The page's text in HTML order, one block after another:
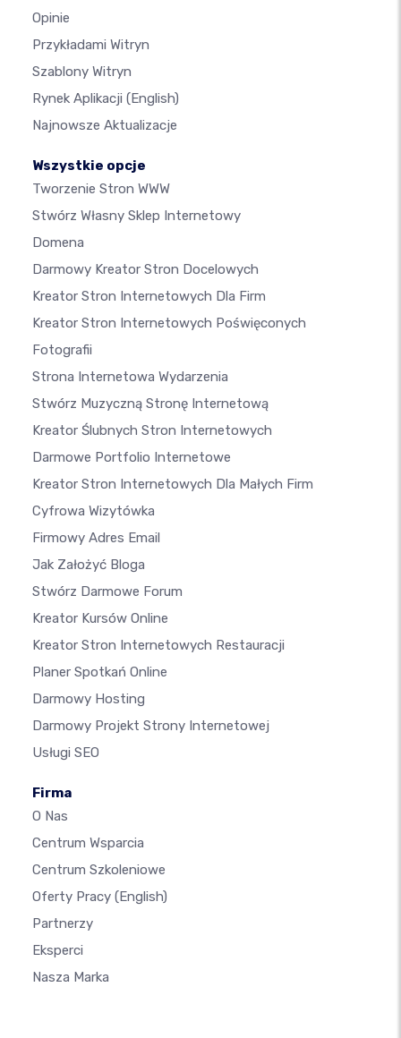
Opinie
Przykładami Witryn
Szablony Witryn
Rynek Aplikacji (English)
Najnowsze Aktualizacje
Wszystkie opcje
Tworzenie Stron WWW
Stwórz Własny Sklep Internetowy
Domena
Darmowy Kreator Stron Docelowych
Kreator Stron Internetowych Dla Firm
Kreator Stron Internetowych Poświęconych
Fotografii
Strona Internetowa Wydarzenia
Stwórz Muzyczną Stronę Internetową
Kreator Ślubnych Stron Internetowych
Darmowe Portfolio Internetowe
Kreator Stron Internetowych Dla Małych Firm
Cyfrowa Wizytówka
Firmowy Adres Email
Jak Założyć Bloga
Stwórz Darmowe Forum
Kreator Kursów Online
Kreator Stron Internetowych Restauracji
Planer Spotkań Online
Darmowy Hosting
Darmowy Projekt Strony Internetowej
Usługi SEO
Firma
O Nas
Centrum Wsparcia
Centrum Szkoleniowe
Oferty Pracy (English)
Partnerzy
Eksperci
Nasza Marka